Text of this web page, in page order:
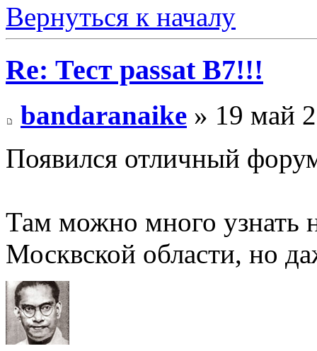
Вернуться к началу
Re: Тест passat B7!!!
bandaranaike » 19 май
Появился отличный
Там можно много узнать
Москвской области, но